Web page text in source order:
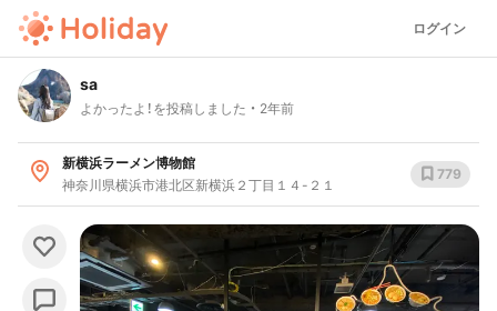
ログイン
sa
よかったよ！を投稿しました 2年前
新横浜ラーメン博物館
神奈川県横浜市港北区新横浜２丁目１４-２１
779